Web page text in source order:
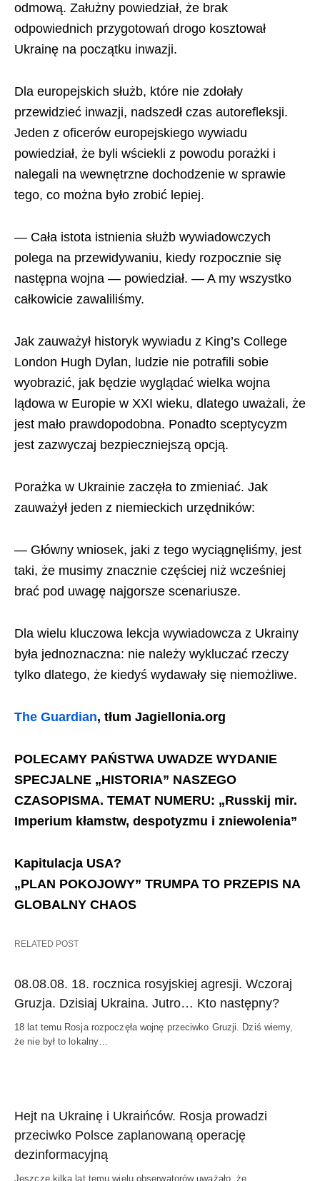
odmową. Załużny powiedział, że brak
odpowiednich przygotowań drogo kosztował
Ukrainę na początku inwazji.
Dla europejskich służb, które nie zdołały
przewidzieć inwazji, nadszedł czas autorefleksji.
Jeden z oficerów europejskiego wywiadu
powiedział, że byli wściekli z powodu porażki i
nalegali na wewnętrzne dochodzenie w sprawie
tego, co można było zrobić lepiej.
— Cała istota istnienia służb wywiadowczych
polega na przewidywaniu, kiedy rozpocznie się
następna wojna — powiedział. — A my wszystko
całkowicie zawaliliśmy.
Jak zauważył historyk wywiadu z King’s College
London Hugh Dylan, ludzie nie potrafili sobie
wyobrazić, jak będzie wyglądać wielka wojna
lądowa w Europie w XXI wieku, dlatego uważali, że
jest mało prawdopodobna. Ponadto sceptycyzm
jest zazwyczaj bezpieczniejszą opcją.
Porażka w Ukrainie zaczęła to zmieniać. Jak
zauważył jeden z niemieckich urzędników:
— Główny wniosek, jaki z tego wyciągnęliśmy, jest
taki, że musimy znacznie częściej niż wcześniej
brać pod uwagę najgorsze scenariusze.
Dla wielu kluczowa lekcja wywiadowcza z Ukrainy
była jednoznaczna: nie należy wykluczać rzeczy
tylko dlatego, że kiedyś wydawały się niemożliwe.
The Guardian, tłum Jagiellonia.org
POLECAMY PAŃSTWA UWADZE WYDANIE
SPECJALNE „HISTORIA” NASZEGO
CZASOPISMA. TEMAT NUMERU: „Russkij mir.
Imperium kłamstw, despotyzmu i zniewolenia”
Kapitulacja USA?
„PLAN POKOJOWY” TRUMPA TO PRZEPIS NA
GLOBALNY CHAOS
RELATED POST
08.08.08. 18. rocznica rosyjskiej agresji. Wczoraj
Gruzja. Dzisiaj Ukraina. Jutro… Kto następny?
18 lat temu Rosja rozpoczęła wojnę przeciwko Gruzji. Dziś wiemy,
że nie był to lokalny…
Hejt na Ukrainę i Ukraińców. Rosja prowadzi
przeciwko Polsce zaplanowaną operację
dezinformacyjną
Jeszcze kilka lat temu wielu obserwatorów uważało, że